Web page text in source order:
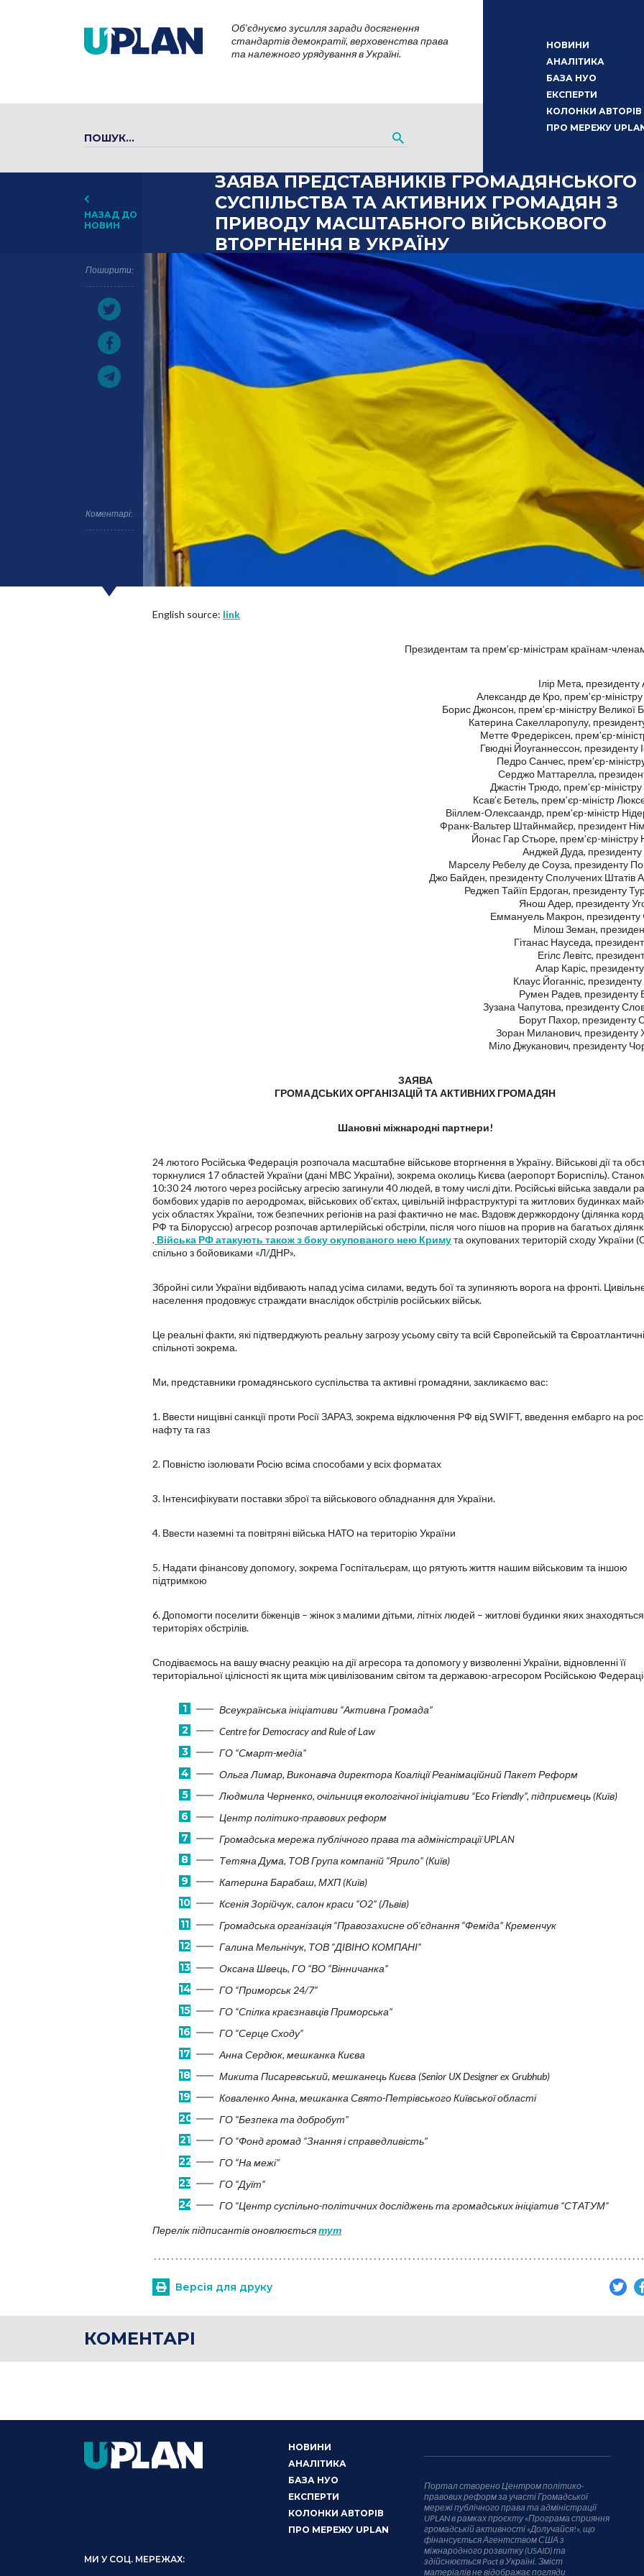
Об’єднуємо зусилля заради досягнення
стандартів демократії, верховенства права
та належного урядування в Україні.
НОВИНИ
АНАЛІТИКА
БАЗА НУО
ЕКСПЕРТИ
КОЛОНКИ АВТОРІВ
ПРО МЕРЕЖУ
НАЗАД ДО
НОВИН
Поширити:
Коментарі:
ЗАЯВА ПРЕДСТАВНИКІВ ГРОМАДЯНСЬКОГО
СУСПІЛЬСТВА ТА АКТИВНИХ ГРОМАДЯН З
ПРИВОДУ МАСШТАБНОГО ВІЙСЬКОВОГО
ВТОРГНЕННЯ В УКРАЇНУ
English source: link
Президентам та прем’єр-міністрам країнам-
Ілір Мета, президенту
Александр де Кро, прем’єр-міністру
Борис Джонсон, прем’єр-міністру Великої
Катерина Сакелларопулу, президенту
Метте Фредеріксен, прем’єр-
Гвюдні Йоуганнессон, президенту
Педро Санчес, прем’єр-міністру
Серджо Маттарелла,
Джастін Трюдо, прем’єр-
Ксав’є Бетель, прем’єр-міністр
Вііллем-Олексаандр, прем’єр-міністр
Франк-Вальтер Штайнмайєр, президент
Йонас Гар Стьоре, прем’єр-міністру
Анджей Дуда,
Марселу Ребелу де Соуза, президенту
Джо Байден, президенту Сполучених Штатів
Реджеп Тайїп Ердоган, президенту
Янош Адер, президенту
Еммануель Макрон, президенту
Мілош Земан,
Гітанас Науседа,
Егілс Левітс,
Алар Каріс, президенту
Клаус Йоганніс, президенту
Румен Радев, президенту
Зузана Чапутова, президенту
Борут Пахор, президенту
Зоран Миланович, президенту
Міло Джуканович, президенту
ЗАЯВА
ГРОМАДСЬКИХ ОРГАНІЗАЦІЙ ТА АКТИВНИХ ГРОМАДЯН
Шановні міжнародні партнери!
24 лютого Російська Федерація розпочала масштабне військове вторгнення в Україну. Військові дії та
торкнулися 17 областей України (дані МВС України), зокрема околиць Києва (аеропорт Бориспіль).
10:30 24 лютого через російську агресію загинули 40 людей, в тому числі діти. Російські війська завдали
бомбових ударів по аеродромах, військових об’єктах, цивільній інфраструктурі та житлових будинках
усіх областях України, тож безпечних регіонів на разі фактично не має. Вздовж держкордону (ділянка
РФ та Білоруссю) агресор розпочав артилерійські обстріли, після чого пішов на прорив на багатьох
. Війська РФ атакують також з боку окупованого нею Кримута окупованих територій сходу України
спільно з бойовиками «Л/ДНР».
Збройні сили України відбивають напад усіма силами, ведуть бої та зупиняють ворога на фронті.
населення продовжує страждати внаслідок обстрілів російських військ.
Це реальні факти, які підтверджують реальну загрозу усьому світу та всій Європейській та
спільноті зокрема.
Ми, представники громадянського суспільства та активні громадяни, закликаємо вас:
1. Ввести нищівні санкції проти Росії ЗАРАЗ, зокрема відключення РФ від SWIFT, введення ембарго на
нафту та газ
2. Повністю ізолювати Росію всіма способами у всіх форматах
3. Інтенсифікувати поставки зброї та військового обладнання для України.
4. Ввести наземні та повітряні війська НАТО на територію України
5. Надати фінансову допомогу, зокрема Госпітальєрам, що рятують життя нашим військовим та іншою
підтримкою
6. Допомогти поселити біженців – жінок з малими дітьми, літніх людей – житлові будинки яких
територіях обстрілів.
Сподіваємось на вашу вчасну реакцію на дії агресора та допомогу у визволенні України, відновленні її
територіальної цілісності як щита між цивілізованим світом та державою-агресором Російською
Всеукраїнська ініціативи “Активна Громада”
Centre for Democracy and Rule of Law
ГО “Смарт-медіа”
Ольга Лимар, Виконавча директора Коаліції Реанімаційний Пакет Реформ
Людмила Черненко, очільниця екологічної ініціативи “Eco Friendly”, підприємець (Київ)
Центр політико-правових реформ
Громадська мережа публічного права та адміністрації UPLAN
Тетяна Дума, ТОВ Група компаній “Ярило” (Київ)
Катерина Барабаш, МХП (Київ)
Ксенія Зорійчук, салон краси “О2” (Львів)
Громадська організація “Правозахисне об’єднання “Феміда” Кременчук
Галина Мельнічук, ТОВ “ДІВІНО КОМПАНІ”
Оксана Швець, ГО “ВО “Вінничанка”
ГО “Приморськ 24/7”
ГО “Спілка краєзнавців Приморська”
ГО “Серце Сходу”
Анна Сердюк, мешканка Києва
Микита Писаревський, мешканець Києва (Senior UX Designer ex Grubhub)
Коваленко Анна, мешканка Свято-Петрівського Київської області
ГО “Безпека та добробут”
ГО “Фонд громад “Знання і справедливість”
ГО “На межі”
ГО “Дуїт”
ГО “Центр суспільно-політичних досліджень та громадських ініціатив “СТАТУМ”
Перелік підписантів оновлюєтьсятут
Версія для друку
КОМЕНТАРІ
МИ У СОЦ. МЕРЕЖАХ:
НОВИНИ
АНАЛІТИКА
БАЗА НУО
ЕКСПЕРТИ
КОЛОНКИ АВТОРІВ
ПРО МЕРЕЖУ UPLAN
Портал створено Центром політико-
правових реформ за участі Громадської
мережі публічного права та адміністрації
UPLAN в рамках проєкту «Програма сприяння
громадській активності «Долучайся!», що
фінансується Агентством США з
міжнародного розвитку (USAID) та
здійснюється Pact в Україні. Зміст
матеріалів не відображає погляди